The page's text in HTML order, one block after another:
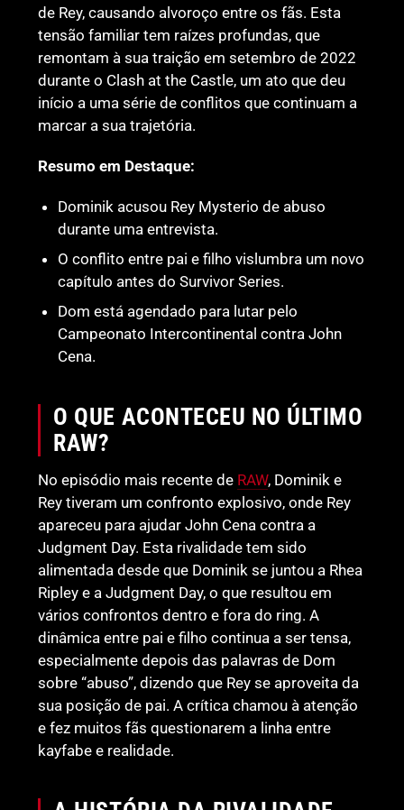
de Rey, causando alvoroço entre os fãs. Esta
tensão familiar tem raízes profundas, que
remontam à sua traição em setembro de 2022
durante o Clash at the Castle, um ato que deu
início a uma série de conflitos que continuam a
marcar a sua trajetória.
Resumo em Destaque:
Dominik acusou Rey Mysterio de abuso
durante uma entrevista.
O conflito entre pai e filho vislumbra um novo
capítulo antes do Survivor Series.
Dom está agendado para lutar pelo
Campeonato Intercontinental contra John
Cena.
O QUE ACONTECEU NO ÚLTIMO
RAW?
No episódio mais recente de RAW, Dominik e
Rey tiveram um confronto explosivo, onde Rey
apareceu para ajudar John Cena contra a
Judgment Day. Esta rivalidade tem sido
alimentada desde que Dominik se juntou a Rhea
Ripley e a Judgment Day, o que resultou em
vários confrontos dentro e fora do ring. A
dinâmica entre pai e filho continua a ser tensa,
especialmente depois das palavras de Dom
sobre “abuso”, dizendo que Rey se aproveita da
sua posição de pai. A crítica chamou à atenção
e fez muitos fãs questionarem a linha entre
kayfabe e realidade.